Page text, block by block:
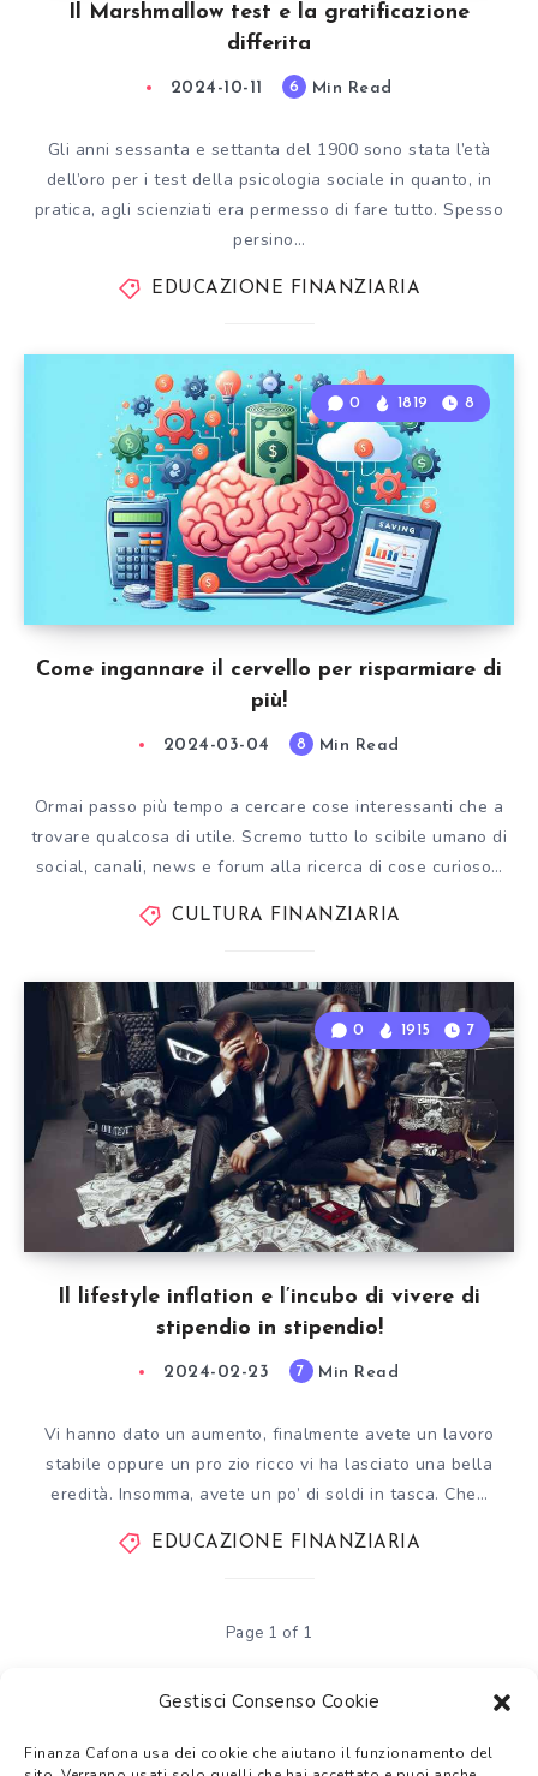
Gestisci Consenso Cookie
Finanza Cafona usa dei cookie che aiutano il funzionamento del
Il Marshmallow test e la gratificazione
differita
2024-10-11 6 Min Read
Gli anni sessanta e settanta del 1900 sono stata l’età
dell’oro per i test della psicologia sociale in quanto, in
pratica, agli scienziati era permesso di fare tutto. Spesso
persino…
EDUCAZIONE FINANZIARIA
Come ingannare il cervello per risparmiare di
più!
0 1819 8
2024-03-04 8 Min Read
Ormai passo più tempo a cercare cose interessanti che a
trovare qualcosa di utile. Scremo tutto lo scibile umano di
social, canali, news e forum alla ricerca di cose curioso…
CULTURA FINANZIARIA
Il lifestyle inflation e l’incubo di vivere di
stipendio in stipendio!
0 1915 7
2024-02-23 7 Min Read
Vi hanno dato un aumento, finalmente avete un lavoro
stabile oppure un pro zio ricco vi ha lasciato una bella
eredità. Insomma, avete un po’ di soldi in tasca. Che…
EDUCAZIONE FINANZIARIA
Page 1 of 1
Tutti i temi trattati su Finanza Cafona hannosolo uno scopo